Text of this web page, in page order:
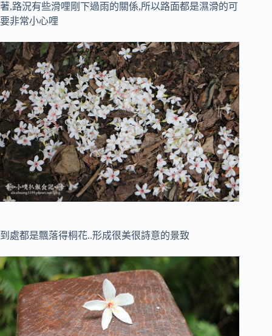
著,路況有些滑哩剛下過雨的關係,所以路面都是濕滑的可
要非常小心哩
到處都是飄落得桐花..形成很美很詩意的景致